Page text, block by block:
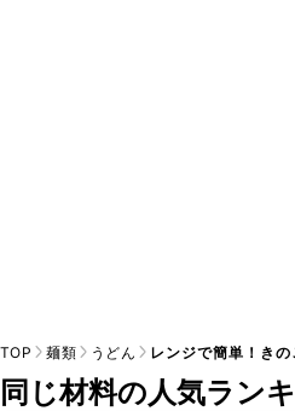
TOP 麺類 うどん レンジで簡単！き
同じ材料の人気ラン